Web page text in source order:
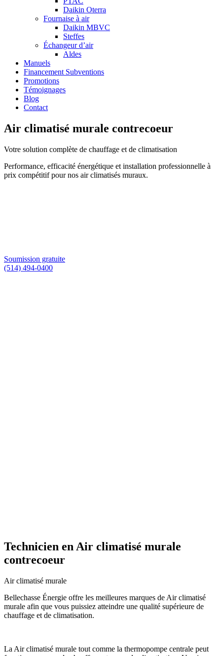
Daikin Oterra
Fournaise à air
Daikin MBVC
Steffes
Échangeur d’air
Aldes
Manuels
Financement Subventions
Promotions
Témoignages
Blog
Contact
Air climatisé murale contrecoeur
Votre solution complète de chauffage et de climatisation
Performance, efficacité énergétique et installation professionnelle à
prix compétitif pour nos air climatisés muraux.
Soumission gratuite
(514) 494-0400
Technicien en Air climatisé murale
contrecoeur
Air climatisé murale
Bellechasse Énergie offre les meilleures marques de Air climatisé
murale afin que vous puissiez atteindre une qualité supérieure de
chauffage et de climatisation.
La Air climatisé murale tout comme la thermopompe centrale peut